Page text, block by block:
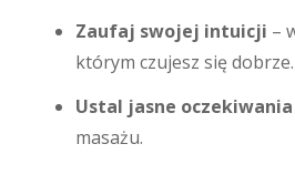
Zaufaj swojej intuicji –
którym czujesz się dobrze.
Ustal jasne oczekiwania
masażu.